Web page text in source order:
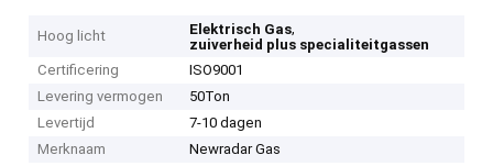
Hoog licht Elektrisch Gas,
zuiverheid plus specialiteitgassen
Certificering
ISO9001
Levering vermogen
50Ton
Levertijd
7-10 dagen
Merknaam
Newradar Gas